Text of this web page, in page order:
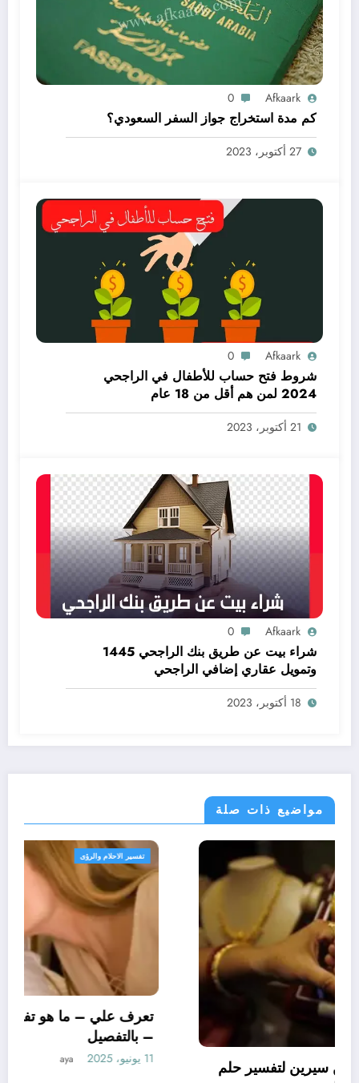
Afkaark
0
كم مدة استخراج جواز السفر السعودي؟
27 أكتوبر، 2023
Afkaark
0
شروط فتح حساب للأطفال في الراجحي
2024 لمن هم أقل من 18 عام
21 أكتوبر، 2023
Afkaark
0
شراء بيت عن طريق بنك الراجحي 1445
وتمويل عقاري إضافي الراجحي
18 أكتوبر، 2023
مواضيع ذات صلة
تفسير الاحلام والرؤى
تعرف علي – ما هو تأويل ابن سيرين لتفسير حلم